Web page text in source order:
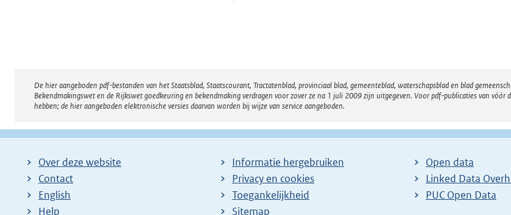
Disclaimer
De hier aangeboden pdf-bestanden van het Staatsblad, Staatscourant, Tractatenblad, provinciaal blad, gemeenteblad, waterschapsblad en blad
Bekendmakingswet en de Rijkswet goedkeuring en bekendmaking verdragen voor zover ze na 1 juli 2009 zijn uitgegeven. Voor pdf-publicaties van
hebben; de hier aangeboden elektronische versies daarvan worden bij wijze van service aangeboden.
Over deze website
Contact
English
Help
Informatie hergebruiken
Privacy en cookies
Toegankelijkheid
Sitemap
Open data
Linked Data
PUC Open Data